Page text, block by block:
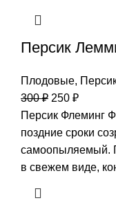
Персик
Плодовые,
300₽ 250 ₽
Персик Флеминг
поздние сроки
самоопыляемый.
в свежем виде,